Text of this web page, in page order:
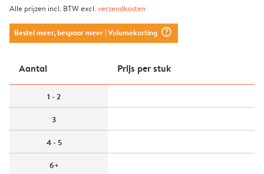
Alle prijzen incl. BTW excl.verzendkosten
Bestel meer, bespaar meer| Volumekorting question_mark_circle
Aantal Prijs per stuk
1 - 2
3
4 - 5
6+